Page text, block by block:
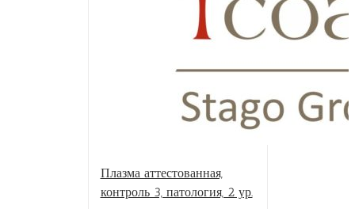
Плазма аттестованная,
контроль 3, патология, 2 ур.